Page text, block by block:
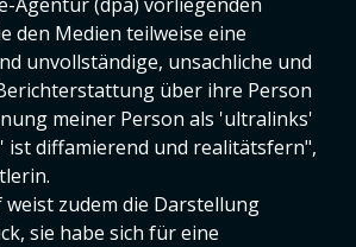
den Medien teilweise eine
unvollständige, unsachliche und
über ihre Person
meiner Person als 'ultralinks'
ist diffamierend und realitätsfern",
zudem die Darstellung
sie habe sich für eine